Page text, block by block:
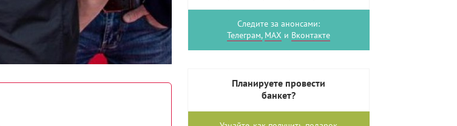
Следите за анонсами:
Телеграм, MAX и Вконтакте
Планируете провести
банкет?